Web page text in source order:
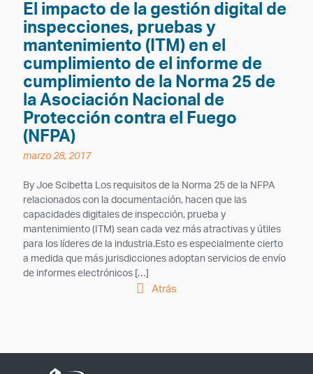
El impacto de la gestión digital de
inspecciones, pruebas y
mantenimiento (ITM) en el
cumplimiento de el informe de
cumplimiento de la Norma 25 de
la Asociación Nacional de
Protección contra el Fuego
(NFPA)
marzo 28, 2017
By Joe Scibetta Los requisitos de la Norma 25 de la NFPA
relacionados con la documentación, hacen que las
capacidades digitales de inspección, prueba y
mantenimiento (ITM) sean cada vez más atractivas y útiles
para los líderes de la industria.Esto es especialmente cierto
a medida que más jurisdicciones adoptan servicios de envío
de informes electrónicos […]
Atrás